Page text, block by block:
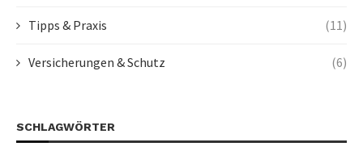
Tipps & Praxis (11)
Versicherungen & Schutz (6)
SCHLAGWÖRTER